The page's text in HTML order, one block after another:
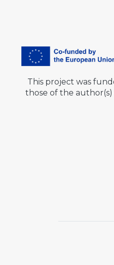
This project was
those of the